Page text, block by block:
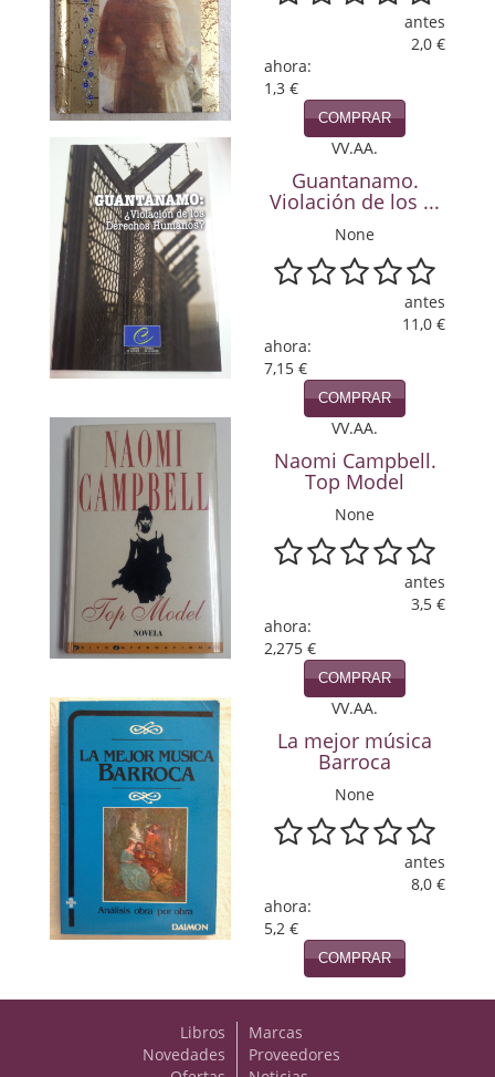
Papás, Mamás, Bebés…
Poesía
Política
Psicología. Educación
Religión
Revistas
Segunda Guerra Mundial
Sobre Madrid
Teatro
Tema Local
Viajes
Viajesç
antes
2,0 €
ahora:
1,3 €
COMPRAR
VV.AA.
Guantanamo.
Violación de los ...
None
antes
11,0 €
ahora:
7,15 €
COMPRAR
VV.AA.
Naomi Campbell.
Top Model
None
antes
3,5 €
ahora:
2,275 €
COMPRAR
VV.AA.
La mejor música
Barroca
None
antes
8,0 €
ahora:
5,2 €
COMPRAR
Libros
Novedades
Marcas
Proveedores